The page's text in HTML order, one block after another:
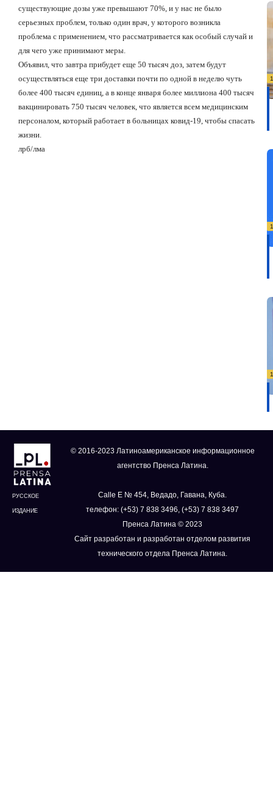
существующие дозы уже превышают 70%, и у нас не было
серьезных проблем, только один врач, у которого возникла
проблема с применением, что рассматривается как особый случай и
для чего уже принимают меры.
Объявил, что завтра прибудет еще 50 тысяч доз, затем будут
осуществляться еще три доставки почти по одной в неделю чуть
более 400 тысяч единиц, а в конце января более миллиона 400 тысяч
вакцинировать 750 тысяч человек, что является всем медицинским
персоналом, который работает в больницах ковид-19, чтобы спасать
жизни.
лрб/лма
РУССКОЕ
ИЗДАНИЕ
© 2016-2023 Латиноамериканское информационное
агентство Пренса Латина.
Calle E № 454, Ведадо, Гавана, Куба.
телефон: (+53) 7 838 3496, (+53) 7 838 3497
Пренса Латина © 2023
Сайт разработан и разработан отделом развития
технического отдела Пренса Латина.